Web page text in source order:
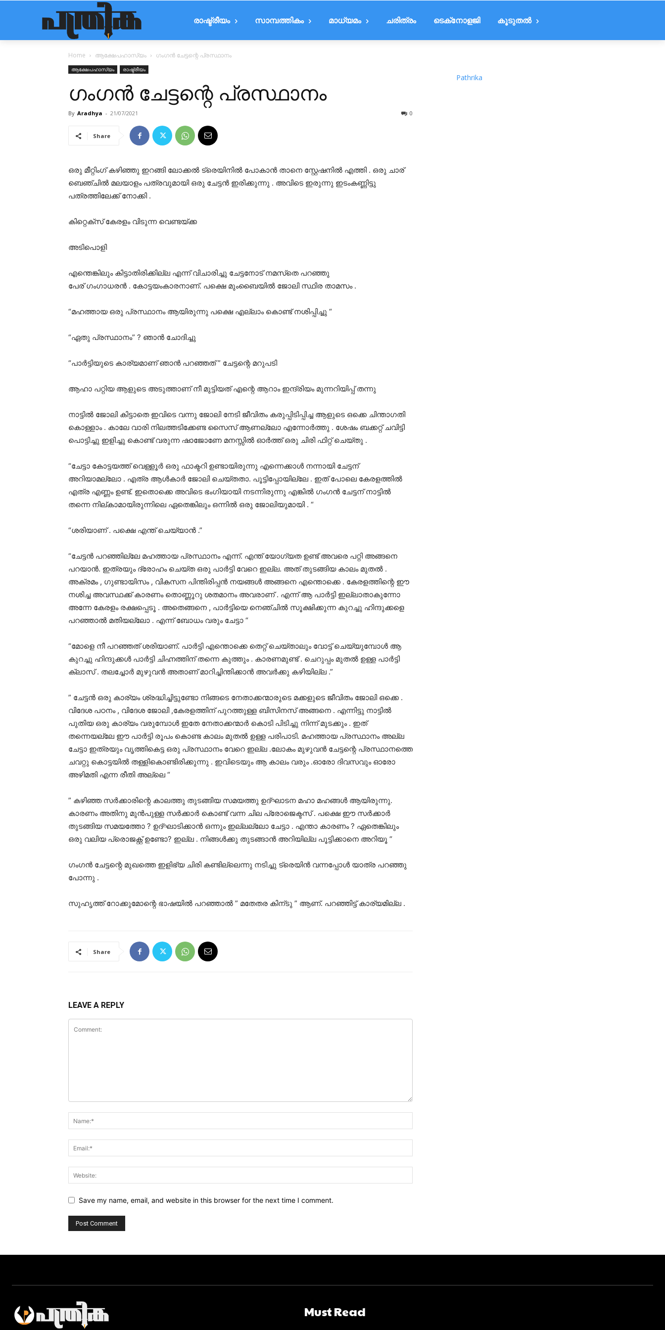
രാഷ്ട്രീയം സാമ്പത്തികം മാധ്യമം ചരിത്രം ടെക്‌നോളജി കൂടുതൽ
Home ആക്ഷേപഹാസ്യം ഗംഗൻ ചേട്ടന്റെ പ്രസ്ഥാനം
ആക്ഷേപഹാസ്യം രാഷ്ട്രീയം
ഗംഗൻ ചേട്ടന്റെ പ്രസ്ഥാനം
By Aradhya - 21/07/2021 0
Share
ഒരു മീറ്റിംഗ് കഴിഞ്ഞു ഇറങ്ങി ലോക്കൽ ട്രെയിനിൽ പോകാൻ താനെ സ്റ്റേഷനിൽ എത്തി . ഒരു ചാര്
ബെഞ്ചിൽ മലയാളം പത്രവുമായി ഒരു ചേട്ടൻ ഇരിക്കുന്നു . അവിടെ ഇരുന്നു ഇടംകണ്ണിട്ടു
പത്രത്തിലേക്ക് നോക്കി .
കിറ്റെക്സ് കേരളം വിടുന്ന വെണ്ടയ്ക്ക
അടിപൊളി
എന്തെങ്കിലും കിട്ടാതിരിക്കില്ല എന്ന് വിചാരിച്ചു ചേട്ടനോട് നമസ്‌തെ പറഞ്ഞു
പേര് ഗംഗാധരൻ . കോട്ടയംകാരനാണ്. പക്ഷെ മുംബൈയിൽ ജോലി സ്ഥിര താമസം .
“മഹത്തായ ഒരു പ്രസ്ഥാനം ആയിരുന്നു പക്ഷെ എല്ലാം കൊണ്ട് നശിപ്പിച്ചു “
“ഏതു പ്രസ്ഥാനം” ? ഞാൻ ചോദിച്ചു
“പാർട്ടിയുടെ കാര്യമാണ് ഞാൻ പറഞ്ഞത് ” ചേട്ടന്റെ മറുപടി
ആഹാ പറ്റിയ ആളുടെ അടുത്താണ് നീ മുട്ടിയത് എന്റെ ആറാം ഇന്ദ്രിയം മുന്നറിയിപ്പ് തന്നു
നാട്ടിൽ ജോലി കിട്ടാതെ ഇവിടെ വന്നു ജോലി നേടി ജീവിതം കരുപ്പിടിപ്പിച്ച ആളുടെ ഒക്കെ ചിന്താഗതി
കൊള്ളാം . കാലേ വാരി നിലത്തടിക്കേണ്ട സൈസ് ആണല്ലോ എന്നോർത്തു . ശേഷം ബക്കറ്റ് ചവിട്ടി
പൊട്ടിച്ചു ഇളിച്ചു കൊണ്ട് വരുന്ന ഷാജോണേ മനസ്സിൽ ഓർത്ത് ഒരു ചിരി ഫിറ്റ് ചെയ്തു .
“ചേട്ടാ കോട്ടയത്ത് വെള്ളൂർ ഒരു ഫാക്ടറി ഉണ്ടായിരുന്നു എന്നെക്കാൾ നന്നായി ചേട്ടന്
അറിയാമല്ലോ . എത്ര ആൾകാർ ജോലി ചെയ്തതാ. പൂട്ടിപ്പോയില്ലേ . ഇത് പോലെ കേരളത്തിൽ
എത്ര എണ്ണം ഉണ്ട്. ഇതൊക്കെ അവിടെ ഭംഗിയായി നടന്നിരുന്നു എങ്കിൽ ഗംഗൻ ചേട്ടന് നാട്ടിൽ
തന്നെ നില്കാമായിരുന്നിലെ ഏതെങ്കിലും ഒന്നിൽ ഒരു ജോലിയുമായി . “
“ശരിയാണ് . പക്ഷെ എന്ത് ചെയ്യാൻ .”
“ചേട്ടൻ പറഞ്ഞില്ലേ മഹത്തായ പ്രസ്ഥാനം എന്ന്. എന്ത്‌ യോഗ്യത ഉണ്ട് അവരെ പറ്റി അങ്ങനെ
പറയാൻ. ഇത്രയും ദ്രോഹം ചെയ്ത ഒരു പാർട്ടി വേറെ ഇല്ല. അത് തുടങ്ങിയ കാലം മുതൽ .
അക്രമം , ഗുണ്ടായിസം , വികസന പിന്തിരിപ്പൻ നയങ്ങൾ അങ്ങനെ എന്തൊക്കെ . കേരളത്തിന്റെ ഈ
നശിച്ച അവസ്ഥക്ക് കാരണം തൊണ്ണൂറു ശതമാനം അവരാണ് . എന്ന് ആ പാർട്ടി ഇല്ലാതാകുന്നോ
അന്നേ കേരളം രക്ഷപ്പെടൂ . അതെങ്ങനെ , പാർട്ടിയെ നെഞ്ചിൽ സൂക്ഷിക്കുന്ന കുറച്ചു ഹിന്ദുക്കളെ
പറഞ്ഞാൽ മതിയല്ലോ . എന്ന് ബോധം വരും ചേട്ടാ “
“മോളെ നീ പറഞ്ഞത് ശരിയാണ്. പാർട്ടി എന്തൊക്കെ തെറ്റ് ചെയ്താലും വോട്ട് ചെയ്യുമ്പോൾ ആ
കുറച്ചു ഹിന്ദുക്കൾ പാർട്ടി ചിഹ്നത്തിന് തന്നെ കുത്തും . കാരണമുണ്ട് . ചെറുപ്പം മുതൽ ഉള്ള പാർട്ടി
ക്ലാസ് . തലച്ചോർ മുഴുവൻ അതാണ് മാറിച്ചിന്തിക്കാൻ അവർക്കു കഴിയില്ല .”
” ചേട്ടൻ ഒരു കാര്യം ശ്രദ്ധിച്ചിട്ടുണ്ടോ നിങ്ങടെ നേതാക്കന്മാരുടെ മക്കളുടെ ജീവിതം ജോലി ഒക്കെ .
വിദേശ പഠനം , വിദേശ ജോലി ,കേരളത്തിന് പുറത്തുള്ള ബിസിനസ് അങ്ങനെ . എന്നിട്ടു നാട്ടിൽ
പുതിയ ഒരു കാര്യം വരുമ്പോൾ ഇതേ നേതാക്കന്മാർ കൊടി പിടിച്ചു നിന്ന് മുടക്കും . ഇത്
തന്നെയല്ലേ ഈ പാർട്ടി രൂപം കൊണ്ട കാലം മുതൽ ഉള്ള പരിപാടി. മഹത്തായ പ്രസ്ഥാനം അല്ല
ചേട്ടാ ഇത്രയും വൃത്തികെട്ട ഒരു പ്രസ്ഥാനം വേറെ ഇല്ല .ലോകം മുഴുവൻ ചേട്ടന്റെ പ്രസ്ഥാനത്തെ
ചവറ്റു കൊട്ടയിൽ തള്ളികൊണ്ടിരിക്കുന്നു . ഇവിടെയും ആ കാലം വരും .ഓരോ ദിവസവും ഓരോ
അഴിമതി എന്ന രീതി അല്ലെ “
” കഴിഞ്ഞ സർക്കാരിന്റെ കാലത്തു തുടങ്ങിയ സമയത്തു ഉദ്‌ഘാടന മഹാ മഹങ്ങൾ ആയിരുന്നു.
കാരണം അതിനു മുൻപുള്ള സർക്കാർ കൊണ്ട് വന്ന ചില പ്രോജെക്ടസ് . പക്ഷെ ഈ സർക്കാർ
തുടങ്ങിയ സമയത്തോ ? ഉദ്‌ഘാടിക്കാൻ ഒന്നും ഇല്ലല്ലോ ചേട്ടാ . എന്താ കാരണം ? ഏതെങ്കിലും
ഒരു വലിയ പ്രൊജക്റ്റ് ഉണ്ടോ? ഇല്ല . നിങ്ങൾക്കു തുടങ്ങാൻ അറിയില്ല പൂട്ടിക്കാനെ അറിയൂ “
ഗംഗൻ ചേട്ടന്റെ മുഖത്തെ ഇളിഭ്യ ചിരി കണ്ടില്ലെന്നു നടിച്ചു ട്രെയിൻ വന്നപ്പോൾ യാത്ര പറഞ്ഞു
പോന്നു .
സുഹൃത്ത് റോക്കുമോന്റെ ഭാഷയിൽ പറഞ്ഞാൽ ” മതേതര കിന്ടു ” ആണ്. പറഞ്ഞിട്ട് കാര്യമില്ല .
Share
LEAVE A REPLY
Save my name, email, and website in this browser for the next time I comment.
Pathrika
Must Read